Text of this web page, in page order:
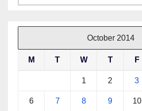
October 2014
M T W T F
1 2 3
6 7 8 9 10